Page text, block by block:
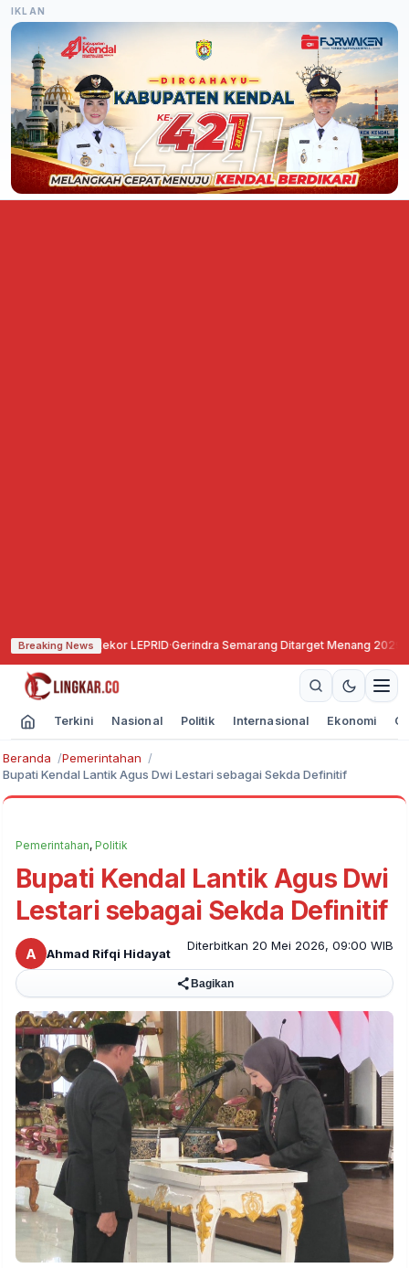
IKLAN
Breaking News
Rekor LEPRID·Gerindra Semarang Ditarget Menang 2029,
Terkini Nasional Politik Internasional Ekonomi
Beranda
Pemerintahan
Bupati Kendal Lantik Agus Dwi Lestari sebagai Sekda Definitif
Pemerintahan, Politik
Bupati Kendal Lantik Agus Dwi
Lestari sebagai Sekda Definitif
A Ahmad Rifqi Hidayat
Diterbitkan 20 Mei 2026, 09:00 WIB
Bagikan